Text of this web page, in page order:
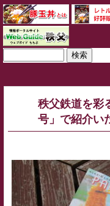
索:
秩父鉄道を彩
号」で紹介い